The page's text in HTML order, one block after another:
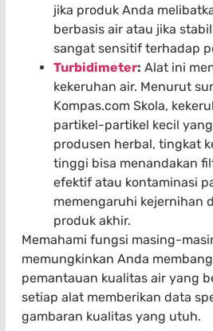
jika produk Anda
berbasis air atau jika
sangat sensitif terhadap
Turbidimeter: Alat ini
kekeruhan air. Menurut
Kompas.com Skola,
partikel-partikel kecil
produsen herbal, tingkat
tinggi bisa menandakan
efektif atau kontaminasi
memengaruhi kejernihan
produk akhir.
Memahami fungsi masing-
memungkinkan Anda
pemantauan kualitas air yang
setiap alat memberikan data
gambaran kualitas yang utuh.